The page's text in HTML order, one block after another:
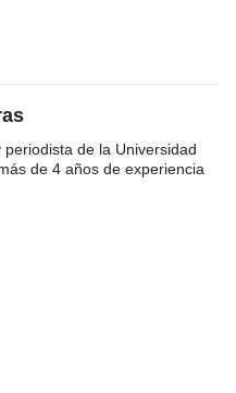
de la Universidad
de 4 años de experiencia